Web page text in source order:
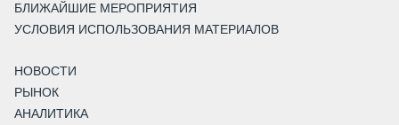
БЛИЖАЙШИЕ МЕРОПРИЯТИЯ
УСЛОВИЯ ИСПОЛЬЗОВАНИЯ МАТЕРИАЛОВ
НОВОСТИ
РЫНОК
АНАЛИТИКА